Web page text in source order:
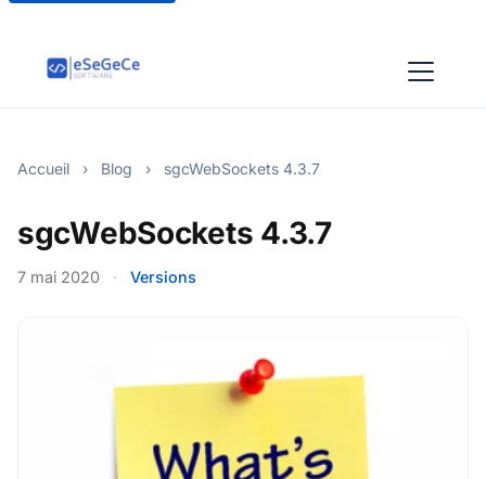
Accueil › Blog › sgcWebSockets 4.3.7
sgcWebSockets 4.3.7
7 mai 2020 · Versions